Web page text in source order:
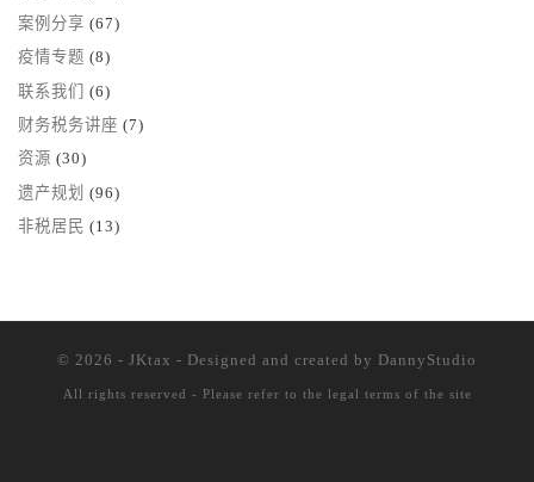
案例分享 (67)
疫情专题 (8)
联系我们 (6)
财务税务讲座 (7)
资源 (30)
遗产规划 (96)
非税居民 (13)
© 2026 - JKtax - Designed and created by DannyStudio
All rights reserved - Please refer to the legal terms of the site